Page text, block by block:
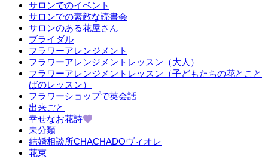
サロンでのイベント
サロンでの素敵な読書会
サロンのある花屋さん
ブライダル
フラワーアレンジメント
フラワーアレンジメントレッスン（大人）
フラワーアレンジメントレッスン（子どもたちの花とこと
ばのレッスン）
フラワーショップで英会話
出来ごと
幸せなお花詩
未分類
結婚相談所CHACHADOヴィオレ
花束